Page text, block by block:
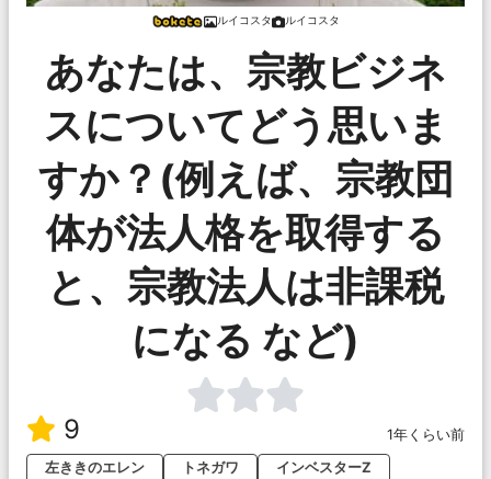
ルイコスタ ルイコスタ
あなたは、宗教ビジネ
スについてどう思いま
すか？(例えば、宗教団
体が法人格を取得する
と、宗教法人は非課税
になる など)
9
1年くらい前
左ききのエレン
トネガワ インベスターZ